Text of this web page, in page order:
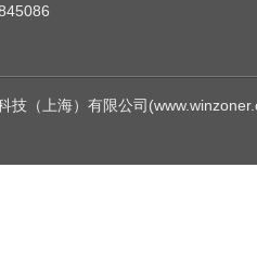
技（上海）有限公司